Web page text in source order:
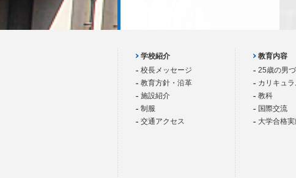
学校紹介
校長メッセージ
教育方針・沿革
施設紹介
制服
交通アクセス
教育内容
25歳の男
カリキュラ
教科
国際交流
大学合格